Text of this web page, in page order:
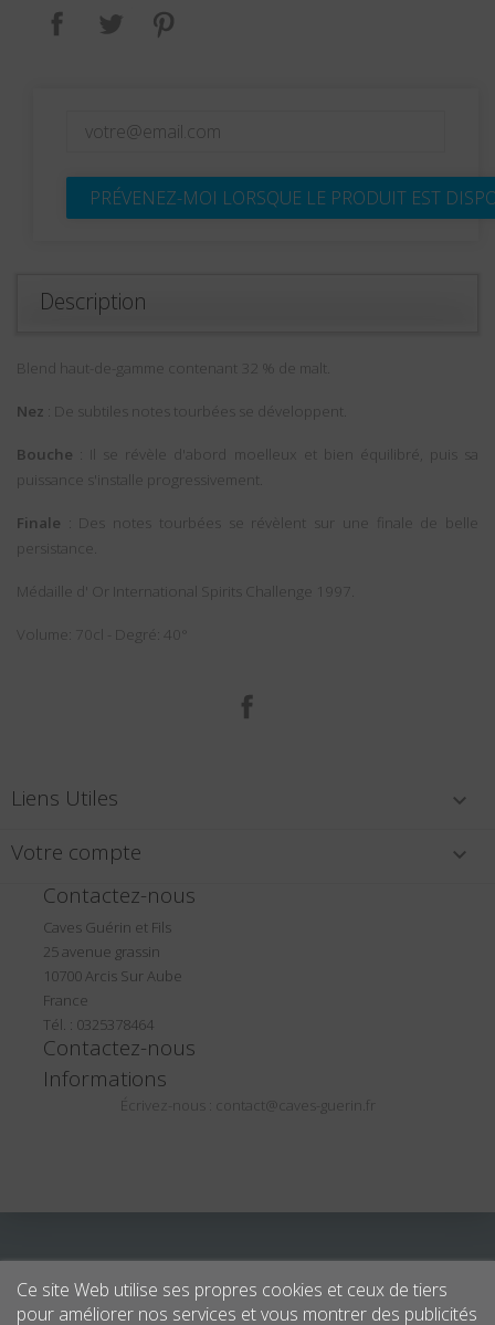
Partager Tweet
PRÉVENEZ-MOI LORSQUE LE PRODUIT EST
Description
Blend haut-de-gamme contenant 32 % de malt.
Nez : De subtiles notes tourbées se développent.
Bouche : Il se révèle d'abord moelleux et bien équilibré, puis sa
puissance s'installe progressivement.
Finale : Des notes tourbées se révèlent sur une finale de belle
persistance.
Médaille d' Or International Spirits Challenge 1997.
Volume: 70cl - Degré: 40°
Liens Utiles 
Votre compte 
Contactez-nous
Caves Guérin et Fils
25 avenue grassin
10700 Arcis Sur Aube
France
Tél. : 0325378464
Contactez-nous
Informations
Écrivez-nous : contact@caves-guerin.fr
Ce site Web utilise ses propres cookies et ceux de tiers
pour améliorer nos services et vous montrer des publicités